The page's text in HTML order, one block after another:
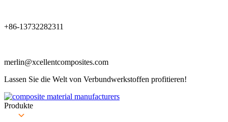
+86-13732282311
merlin@xcellentcomposites.com
Lassen Sie die Welt von Verbundwerkstoffen profitieren!
Produkte